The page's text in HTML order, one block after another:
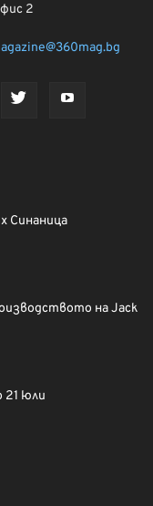
2
Синаница
на Jack
21 юли